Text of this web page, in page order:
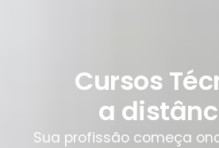
Cursos
a
Sua profissão começa